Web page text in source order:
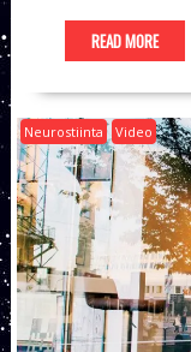
READ MORE
Neurostiinta Video